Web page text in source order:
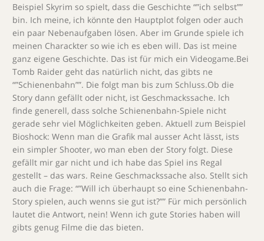
Beispiel Skyrim so spielt, dass die Geschichte “”ich selbst””
bin. Ich meine, ich könnte den Hauptplot folgen oder auch
ein paar Nebenaufgaben lösen. Aber im Grunde spiele ich
meinen Charackter so wie ich es eben will. Das ist meine
ganz eigene Geschichte. Das ist für mich ein Videogame.Bei
Tomb Raider geht das natürlich nicht, das gibts ne
“”Schienenbahn””. Die folgt man bis zum Schluss.Ob die
Story dann gefällt oder nicht, ist Geschmackssache. Ich
finde generell, dass solche Schienenbahn-Spiele nicht
gerade sehr viel Möglichkeiten geben. Aktuell zum Beispiel
Bioshock: Wenn man die Grafik mal ausser Acht lässt, ists
ein simpler Shooter, wo man eben der Story folgt. Diese
gefällt mir gar nicht und ich habe das Spiel ins Regal
gestellt – das wars. Reine Geschmackssache also. Stellt sich
auch die Frage: “”Will ich überhaupt so eine Schienenbahn-
Story spielen, auch wenns sie gut ist?”” Für mich persönlich
lautet die Antwort, nein! Wenn ich gute Stories haben will
gibts genug Filme die das bieten.